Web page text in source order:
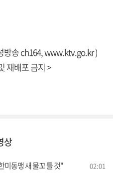
방송 ch164,www.ktv.go.kr)
재배포 금지 >
상
미동맹 새 물꼬 틀 것" 02:01